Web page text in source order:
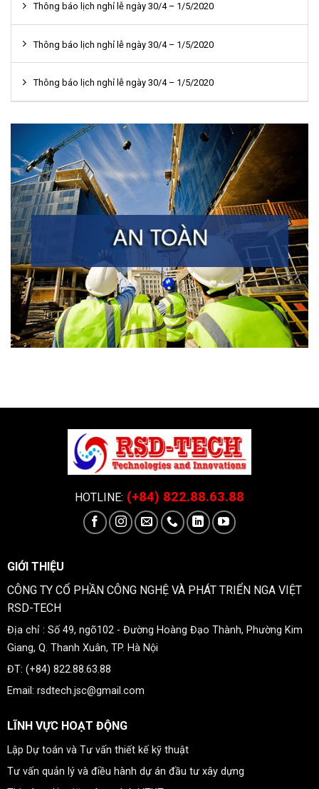
Thông báo lịch nghỉ lễ ngày 30/4 – 1/5/2020
Thông báo lịch nghỉ lễ ngày 30/4 – 1/5/2020
Thông báo lịch nghỉ lễ ngày 30/4 – 1/5/2020
HOTLINE: (+84) 822.88.63.88
GIỚI THIỆU
CÔNG TY CỔ PHẦN CÔNG NGHỆ VÀ PHÁT TRIỂN NGA VIỆT
RSD-TECH
Địa chỉ : Số 49, ngõ102 - Đường Hoàng Đạo Thành, Phường Kim
Giang, Q. Thanh Xuân, TP. Hà Nội
ĐT: (+84) 822.88.63.88
Email: rsdtech.jsc@gmail.com
LĨNH VỰC HOẠT ĐỘNG
Lập Dự toán và Tư vấn thiết kế kỹ thuật
Tư vấn quản lý và điều hành dự án đầu tư xây dựng